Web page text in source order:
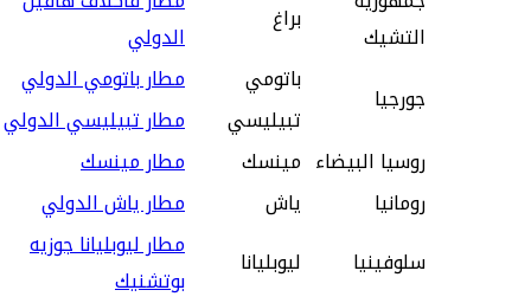
التشيك
براغ
الدولي
جورجيا
باتومي
مطار باتومي الدولي
تبيليسي
مطار تبيليسي الدولي
روسيا البيضاء مينسك
مطار مينسك
رومانيا
ياش
مطار ياش الدولي
سلوفينيا
ليوبليانا
مطار ليوبليانا جوزيه
بوتشنيك